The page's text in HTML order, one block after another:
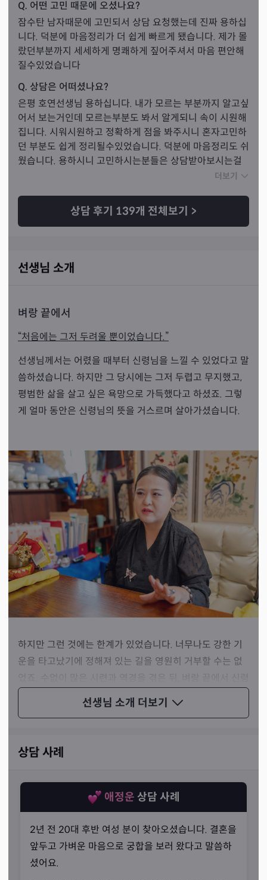
Q. 어떤 고민 때문에 오셨나요?
잠수탄 남자때문에 고민되서 상담 요청했는데 진짜 용하십
니다. 덕분에 마음정리가 더 쉽게 빠르게 됐습니다. 제가 몰
랐던부분까지 세세하게 명쾌하게 짚어주셔서 마음 편안해
질수있었습니다
Q. 상담은 어떠셨나요?
은평 호연선생님 용하십니다. 내가 모르는 부분까지 알고싶
어서 보는거인데 모르는부분도 봐서 알게되니 속이 시원해
집니다. 시워시원하고 정확하게 점을 봐주시니 혼자고민하
던 부분도 쉽게 정리될수있었습니다. 덕분에 마음정리도 쉬
웠습니다. 용하시니 고민하시는분들은 상담받아보시는걸
추천드립니다. 다음에또 고민거리가 생기면 상담받고싶습
더보기
상담 후기 139개 전체보기 >
선생님 소개 더보기
선생님 소개
벼랑 끝에서
“처음에는 그저 두려울 뿐이었습니다.”
선생님께서는 어렸을 때부터 신령님을 느낄 수 있었다고 말
씀하셨습니다. 하지만 그 당시에는 그저 두렵고 무지했고,
평범한 삶을 살고 싶은 욕망으로 가득했다고 하셨죠. 그렇
게 얼마 동안은 신령님의 뜻을 거스르며 살아가셨습니다.
하지만 그런 것에는 한계가 있었습니다. 너무나도 강한 기
운을 타고났기에 정해져 있는 길을 영원히 거부할 수는 없
님을 받아들이자 거짓말처럼 삶이 안정되었다고 말씀하셨
상담 사례
애정운 상담 사례
2년 전 20대 후반 여성 분이 찾아오셨습니다. 결혼을
앞두고 가벼운 마음으로 궁합을 보러 왔다고 말씀하
셨어요.